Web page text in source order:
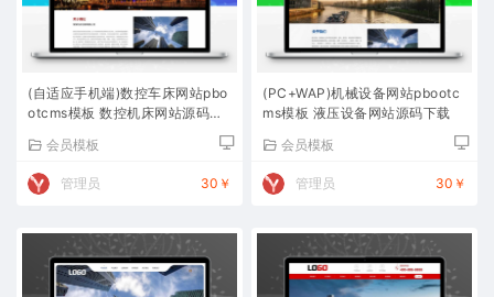
(自适应手机端)数控车床网站pbo
otcms模板 数控机床网站源码下
会员模板
管理员 30￥
(PC+WAP)机械设备网站pbootc
ms模板 液压设备网站源码下载
会员模板
管理员 30￥